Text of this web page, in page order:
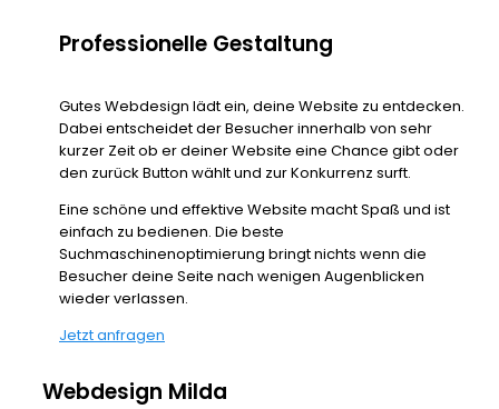
Professionelle Gestaltung
Gutes Webdesign lädt ein, deine Website zu entdecken.
Dabei entscheidet der Besucher innerhalb von sehr
kurzer Zeit ob er deiner Website eine Chance gibt oder
den zurück Button wählt und zur Konkurrenz surft.
Eine schöne und effektive Website macht Spaß und ist
einfach zu bedienen. Die beste
Suchmaschinenoptimierung bringt nichts wenn die
Besucher deine Seite nach wenigen Augenblicken
wieder verlassen.
Jetzt anfragen
Webdesign Milda